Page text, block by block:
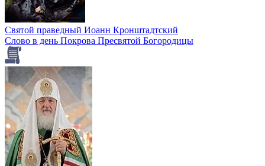
Святой праведный Иоанн Кронштадтский
Слово в день Покрова Пресвятой Богородицы